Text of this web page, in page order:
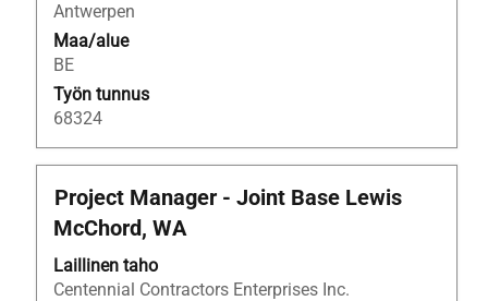
Antwerpen
Maa/alue
BE
Työn tunnus
68324
Ammattinimike
Project Manager - Joint Base Lewis
McChord, WA
Laillinen taho
Centennial Contractors Enterprises Inc.
Valitse
välilyöntinäppäimellä,
jos
haluat
nähdä